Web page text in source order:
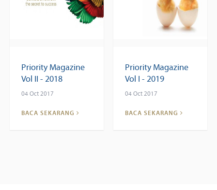
Priority Magazine
Vol II - 2018
04 Oct 2017
BACA SEKARANG
Priority Magazine
Vol I - 2019
04 Oct 2017
BACA SEKARANG